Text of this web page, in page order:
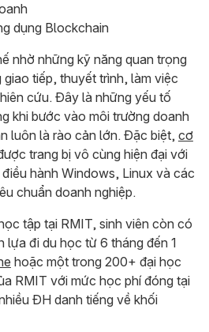
dụng Blockchain
nhờ những kỹ năng quan trọng
tiếp, thuyết trình, làm việc
cứu. Đây là những yếu tố
khi bước vào môi trường doanh
luôn là rào cản lớn. Đặc biệt, cơ
trang bị vô cùng hiện đại với
hành Windows, Linux và các
chuẩn doanh nghiệp.
tập tại RMIT, sinh viên còn có
lựa đi du học từ 6 tháng đến 1
hoặc một trong 200+ đại học
RMIT với mức học phí đóng tại
ĐH danh tiếng về khối